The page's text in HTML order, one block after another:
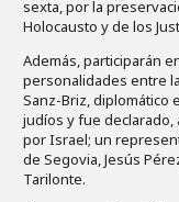
sexta, por la
Holocausto y de los
Además, participarán
personalidades entre
Sanz-Briz, diplomático
judíos y fue declarado,
por Israel; un
de Segovia, Jesús
Tarilonte.